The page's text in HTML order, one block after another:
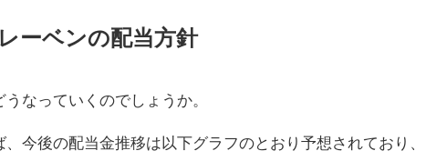
ーベンの配当方針
なっていくのでしょうか。
今後の配当金推移は以下グラフのとおり予想されており、